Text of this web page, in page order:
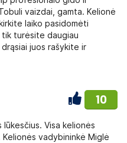
vaizdai, gamta. Kelionė
laiko pasidomėti
tik turėsite daugiau
juos rašykite ir
10
Visa kelionės
vadybininkė Miglė